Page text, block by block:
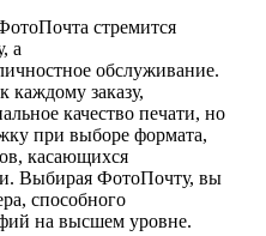
стремится
а
обслуживание.
заказу,
качество печати, но
при выборе формата,
касающихся
Выбирая ФотоПочту, вы
способного
на высшем уровне.